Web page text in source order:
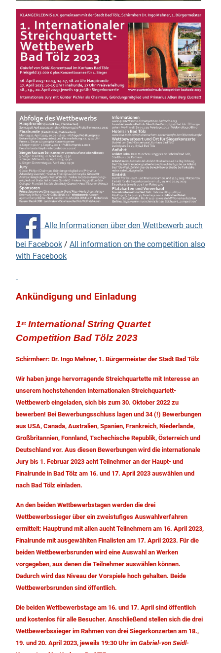
Alle Informationen über den Wettbewerb auch
bei Facebook / All information on the competition also
with Facebook
Ankündigung und Einladung
1stInternational String Quartet
Competition Bad Tölz 2023
Schirmherr: Dr. Ingo Mehner, 1. Bürgermeister der Stadt Bad Tölz
Wir haben junge hervorragende Streichquartette mit Interesse an
unserem hochstehenden Internationalen Streichquartett-
Wettbewerb eingeladen, sich bis zum 30. Oktober 2022 zu
bewerben! Bei Bewerbungsschluss lagen und 34 (!) Bewerbungen
aus USA, Canada, Australien, Spanien, Frankreich, Niederlande,
Großbritannien, Fonnland, Tschechische Republik, Österreich und
Deutschland vor. Aus diesen Bewerbungen wird die internationale
Jury bis 1. Februar 2023 acht Teilnehmer an der Haupt- und
Finalrunde in Bad Tölz am 16. und 17. April 2023 auswählen und
nach Bad Tölz einladen.
An den beiden Wettbewerbstagen werden die drei
Wettbewerbssieger über ein zweistufiges Auswahlverfahren
ermittelt: Hauptrund mit allen aucht Teilnehmern am 16. April 2023,
Finalrunde mit ausgewählten Finalisten am 17. April 2023. Für die
beiden Wettbewerbsrunden wird eine Auswahl an Werken
vorgegeben, aus denen die Teilnehmer auswählen können.
Dadurch wird das Niveau der Vorspiele hoch gehalten. Beide
Wettbewerbsrunden sind öffentlich.
Die beiden Wettbewerbstage am 16. und 17. April sind öffentlich
und kostenlos für alle Besucher. Anschließend stellen sich die drei
Wettbewerbssieger im Rahmen von drei Siegerkonzerten am 18.,
19. und 20. April 2023, jeweils 19:30 Uhr im Gabriel-von Seidl-